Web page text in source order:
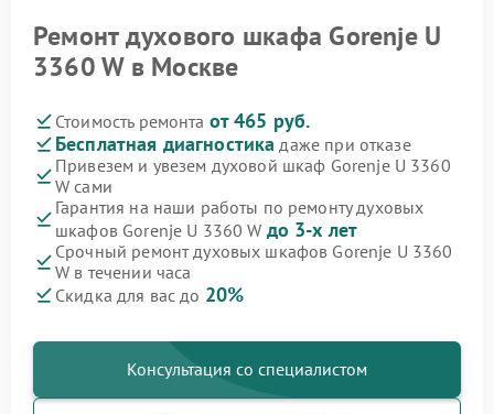
Ремонт духового шкафа Gorenje U
3360 W в Москве
Стоимость ремонта от 465 руб.
Бесплатная диагностика даже при отказе
Привезем и увезем духовой шкаф Gorenje U 3360
W сами
Гарантия на наши работы по ремонту духовых
шкафов Gorenje U 3360 W до 3-х лет
Срочный ремонт духовых шкафов Gorenje U 3360
W в течении часа
Скидка для вас до 20%
Консультация со специалистом